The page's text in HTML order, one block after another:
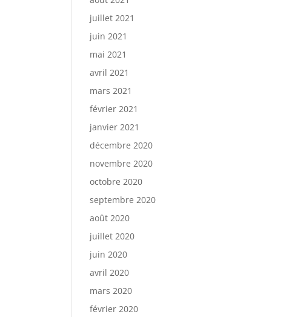
juillet 2021
juin 2021
mai 2021
avril 2021
mars 2021
février 2021
janvier 2021
décembre 2020
novembre 2020
octobre 2020
septembre 2020
août 2020
juillet 2020
juin 2020
avril 2020
mars 2020
février 2020